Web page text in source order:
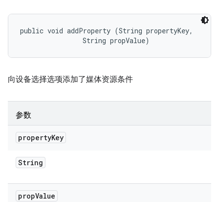
public void addProperty (String propertyKey,
                String propValue)
向设备选择选项添加了媒体资源条件
参数
propertyKey
String
propValue